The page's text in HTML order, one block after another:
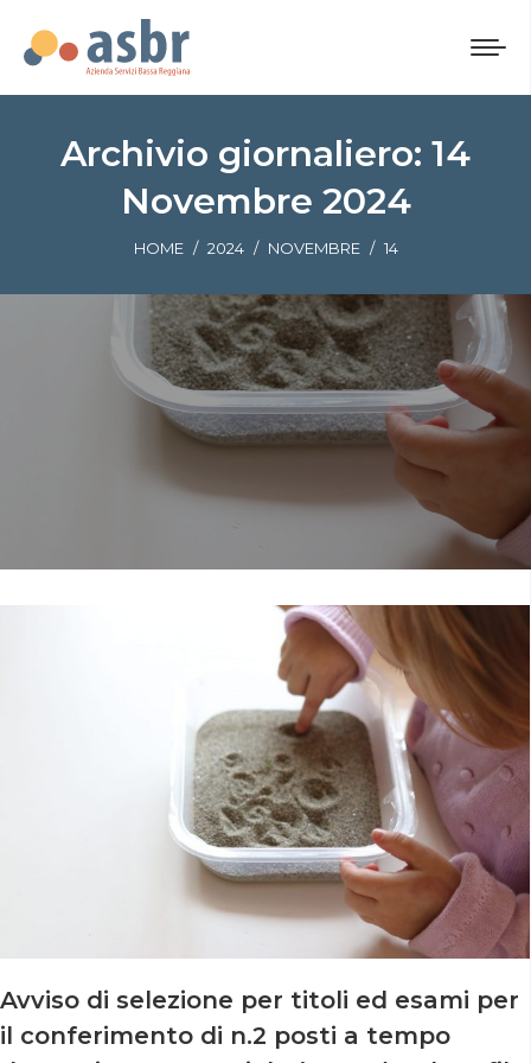
Archivio giornaliero: 14
Novembre 2024
Tu sei qui:
HOME 2024 NOVEMBRE 14
Avviso di selezione per titoli ed esami per
il conferimento di n.2 posti a tempo